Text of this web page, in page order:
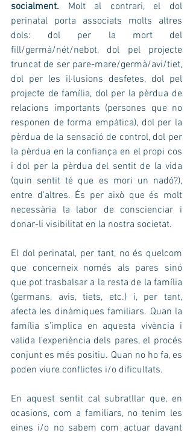
socialment. Molt al contrari, el dol
perinatal porta associats molts altres
dols: dol per la mort del
fill/germà/nét/nebot, dol pel projecte
truncat de ser pare-mare/germà/avi/tiet,
dol per les il·lusions desfetes, dol pel
projecte de família, dol per la pèrdua de
relacions importants (persones que no
responen de forma empàtica), dol per la
pèrdua de la sensació de control, dol per
la pèrdua en la confiança en el propi cos
i dol per la pèrdua del sentit de la vida
(quin sentit té que es mori un nadó?),
entre d’altres. És per això que és molt
necessària la labor de conscienciar i
donar-li visibilitat en la nostra societat.
El dol perinatal, per tant, no és quelcom
que concerneix només als pares sinó
que pot trasbalsar a la resta de la família
(germans, avis, tiets, etc.) i, per tant,
afecta les dinàmiques familiars. Quan la
família s’implica en aquesta vivència i
valida l’experiència dels pares, el procés
conjunt es més positiu. Quan no ho fa, es
poden viure conflictes i/o dificultats.
En aquest sentit cal subratllar que, en
ocasions, com a familiars, no tenim les
eines i/o no sabem com actuar davant